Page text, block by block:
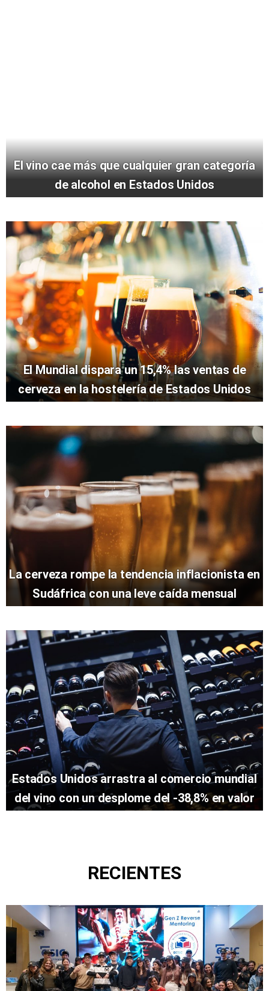
El vino cae más que cualquier gran categoría
de alcohol en Estados Unidos
El Mundial dispara un 15,4% las ventas de
cerveza en la hostelería de Estados Unidos
La cerveza rompe la tendencia inflacionista en
Sudáfrica con una leve caída mensual
Estados Unidos arrastra al comercio mundial
del vino con un desplome del -38,8% en valor
RECIENTES